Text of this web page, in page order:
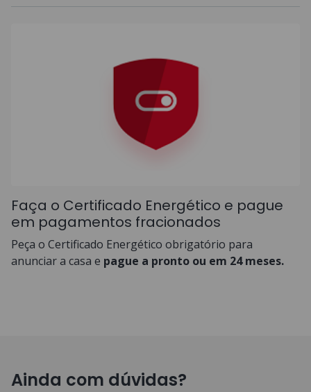
Faça o Certificado Energético e pague
em pagamentos fracionados
Peça o Certificado Energético obrigatório para
anunciar a casa e pague a pronto ou em 24 meses.
Ainda com dúvidas?